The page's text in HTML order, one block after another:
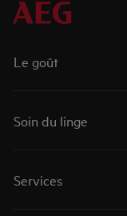
Le goût
Soin du linge
Services